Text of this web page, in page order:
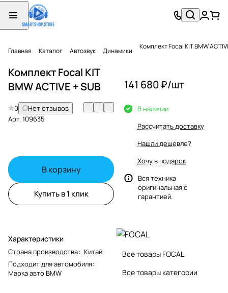
Главная Каталог Автозвук Динамики Комплект Focal KIT BMW
Комплект Focal KIT
BMW ACTIVE + SUB
0
Нет отзывов
Арт.109635
В корзину
Купить в 1 клик
Характеристики
Страна производства: Китай
Подходит для автомобиля:
Марка авто BMW
141 680 ₽/шт
В наличии
Рассчитать доставку
Нашли дешевле?
Хочу в подарок
Вся техника
оригинальная с
гарантией.
Все товары FOCAL
Все товары категории